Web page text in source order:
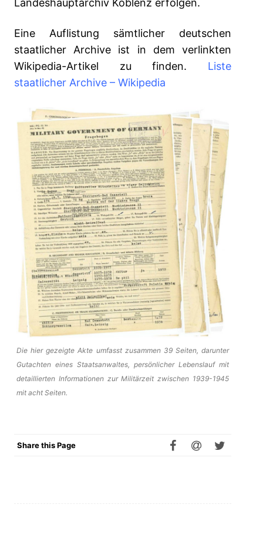
Landeshauptarchiv Koblenz erfolgen.
Eine Auflistung sämtlicher deutschen
staatlicher Archive ist in dem verlinkten
Wikipedia-Artikel zu finden. Liste
staatlicher Archive – Wikipedia
Die hier gezeigte Akte umfasst zusammen 39 Seiten, darunter
Gutachten eines Staatsanwaltes, persönlicher Lebenslauf mit
detaillierten Informationen zur Militärzeit zwischen 1939-1945
mit acht Seiten.
Share this Page